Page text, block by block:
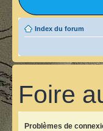
Index du forum
Foire
Problèmes de